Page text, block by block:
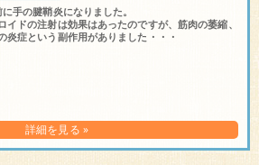
手の腱鞘炎になりました。
イドの注射は効果はあったのですが、筋肉の萎縮、
炎症という副作用がありました・・・
詳細を見る »